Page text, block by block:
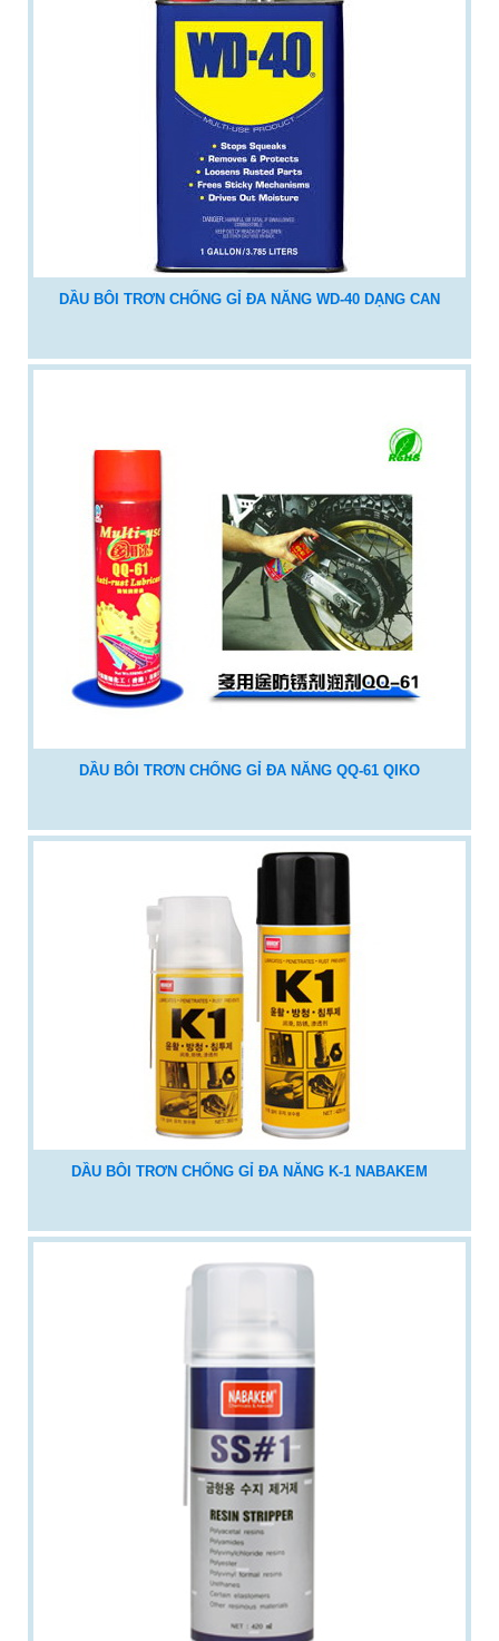
DẦU BÔI TRƠN CHỐNG GỈ ĐA NĂNG WD-40 DẠNG CAN
DẦU BÔI TRƠN CHỐNG GỈ ĐA NĂNG QQ-61 QIKO
DẦU BÔI TRƠN CHỐNG GỈ ĐA NĂNG K-1 NABAKEM